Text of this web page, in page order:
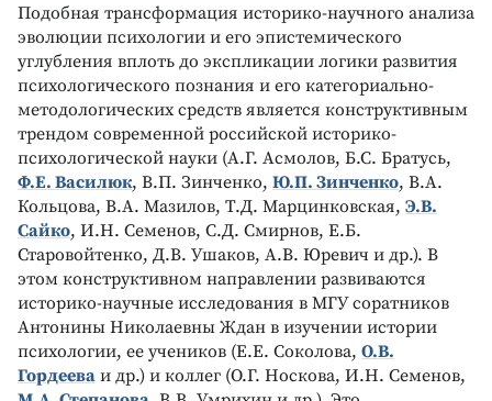
Подобная трансформация историко-научного анализа
эволюции психологии и его эпистемического
углубления вплоть до экспликации логики развития
психологического познания и его категориально-
методологических средств является конструктивным
трендом современной российской историко-
психологической науки (А.Г. Асмолов, Б.С. Братусь,
Ф.Е. Василюк, В.П. Зинченко, Ю.П. Зинченко, В.А.
Кольцова, В.А. Мазилов, Т.Д. Марцинковская, Э.В.
Сайко, И.Н. Семенов, С.Д. Смирнов, Е.Б.
Старовойтенко, Д.В. Ушаков, А.В. Юревич и др.). В
этом конструктивном направлении развиваются
историко-научные исследования в МГУ соратников
Антонины Николаевны Ждан в изучении истории
психологии, ее учеников (Е.Е. Соколова, О.В.
Гордеева и др.) и коллег (О.Г. Носкова, И.Н. Семенов,